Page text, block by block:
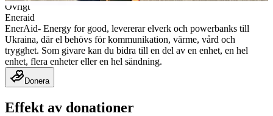
Övrigt
Eneraid
EnerAid- Energy for good, levererar elverk och powerbanks till
Ukraina, där el behövs för kommunikation, värme, vård och
trygghet. Som givare kan du bidra till en del av en enhet, en hel
enhet, flera enheter eller en hel sändning.
Donera
Effekt av donationer